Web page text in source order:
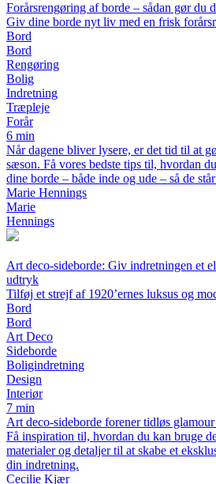
Forårsrengøring af borde – sådan gør du
Giv dine borde nyt liv med en frisk
Bord
Bord
Rengøring
Bolig
Indretning
Træpleje
Forår
6 min
Når dagene bliver lysere, er det tid til at
sæson. Få vores bedste tips til, hvordan
dine borde – både inde og ude – så de
Marie Hennings
Marie
Hennings
Art deco-sideborde: Giv indretningen et
udtryk
Tilføj et strejf af 1920’ernes luksus og
Bord
Bord
Art Deco
Sideborde
Boligindretning
Design
Interiør
7 min
Art deco-sideborde forener tidløs
Få inspiration til, hvordan du kan bruge
materialer og detaljer til at skabe et
din indretning.
Cecilie Kjær